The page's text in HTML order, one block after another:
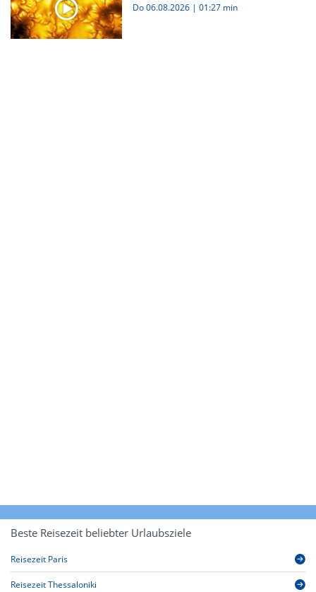
Do 06.08.2026 | 01:27 min
Beste Reisezeit beliebter Urlaubsziele
Reisezeit Paris
Reisezeit Thessaloniki